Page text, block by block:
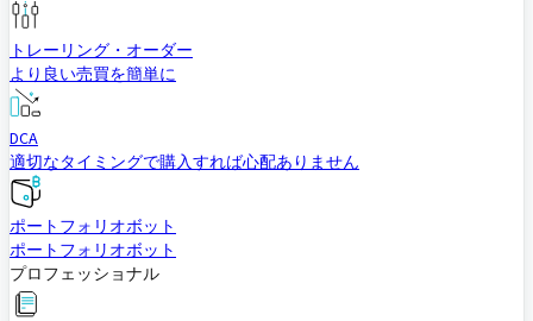
トレーリング・オーダー
より良い売買を簡単に
DCA
適切なタイミングで購入すれば心配ありません
ポートフォリオボット
ポートフォリオボット
プロフェッショナル